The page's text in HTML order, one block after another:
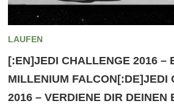
LAUFEN
[:EN]JEDI CHALLENGE 2016 –
MILLENIUM FALCON[:DE]JEDI
2016 – VERDIENE DIR DEINEN